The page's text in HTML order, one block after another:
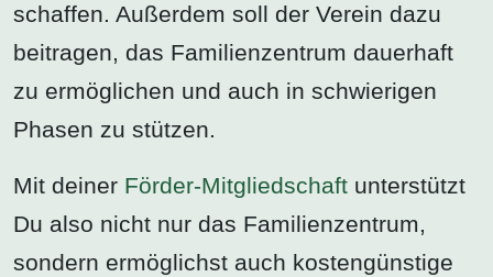
schaffen. Außerdem soll der Verein dazu
beitragen, das Familienzentrum dauerhaft
zu ermöglichen und auch in schwierigen
Phasen zu stützen.
Mit deiner Förder-Mitgliedschaft unterstützt
Du also nicht nur das Familienzentrum,
sondern ermöglichst auch kostengünstige